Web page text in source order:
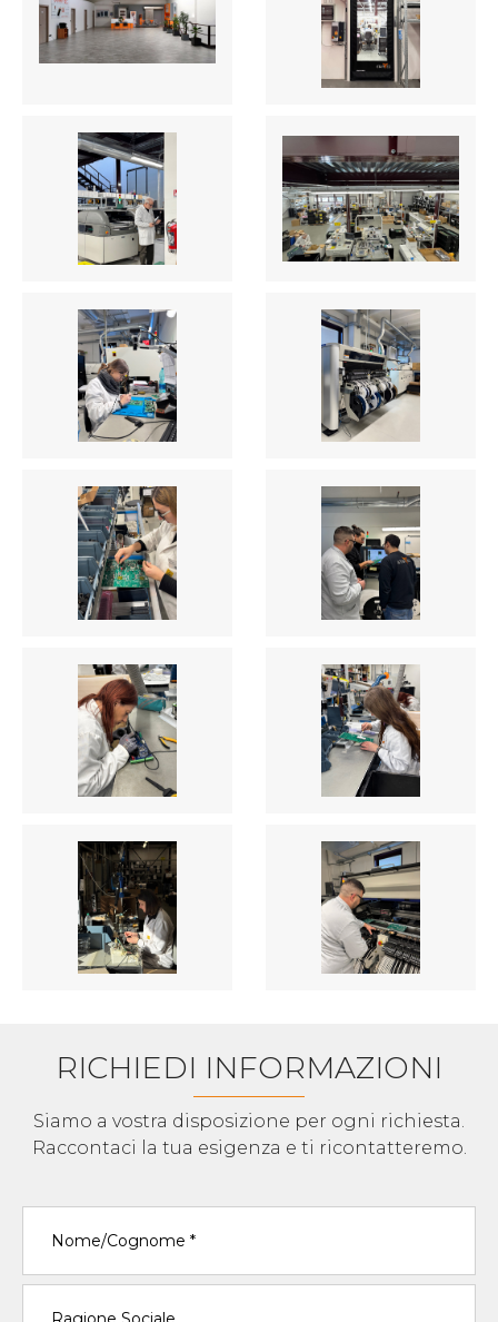
RICHIEDI INFORMAZIONI
Siamo a vostra disposizione per ogni richiesta.
Raccontaci la tua esigenza e ti ricontatteremo.